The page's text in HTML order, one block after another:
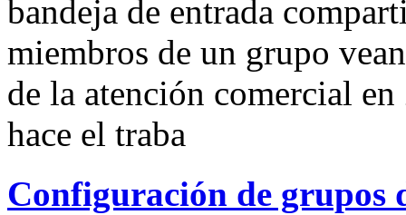
bandeja de entrada
miembros de un grupo
de la atención comercial
hace el traba
Configuración de grupos